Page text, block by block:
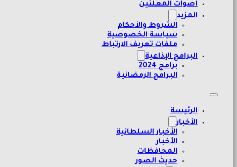
أصوات المعلنين
المزيد
الشروط والأحكام
سياسة الخصوصية
ملفات تعريف الارتباط
البرامج الإذاعية
برامج 2024
البرامج الرمضانية
الرئيسة
الأخبار
الأخبار السلطانية
الأخبار
المحافظات
حديث الصور